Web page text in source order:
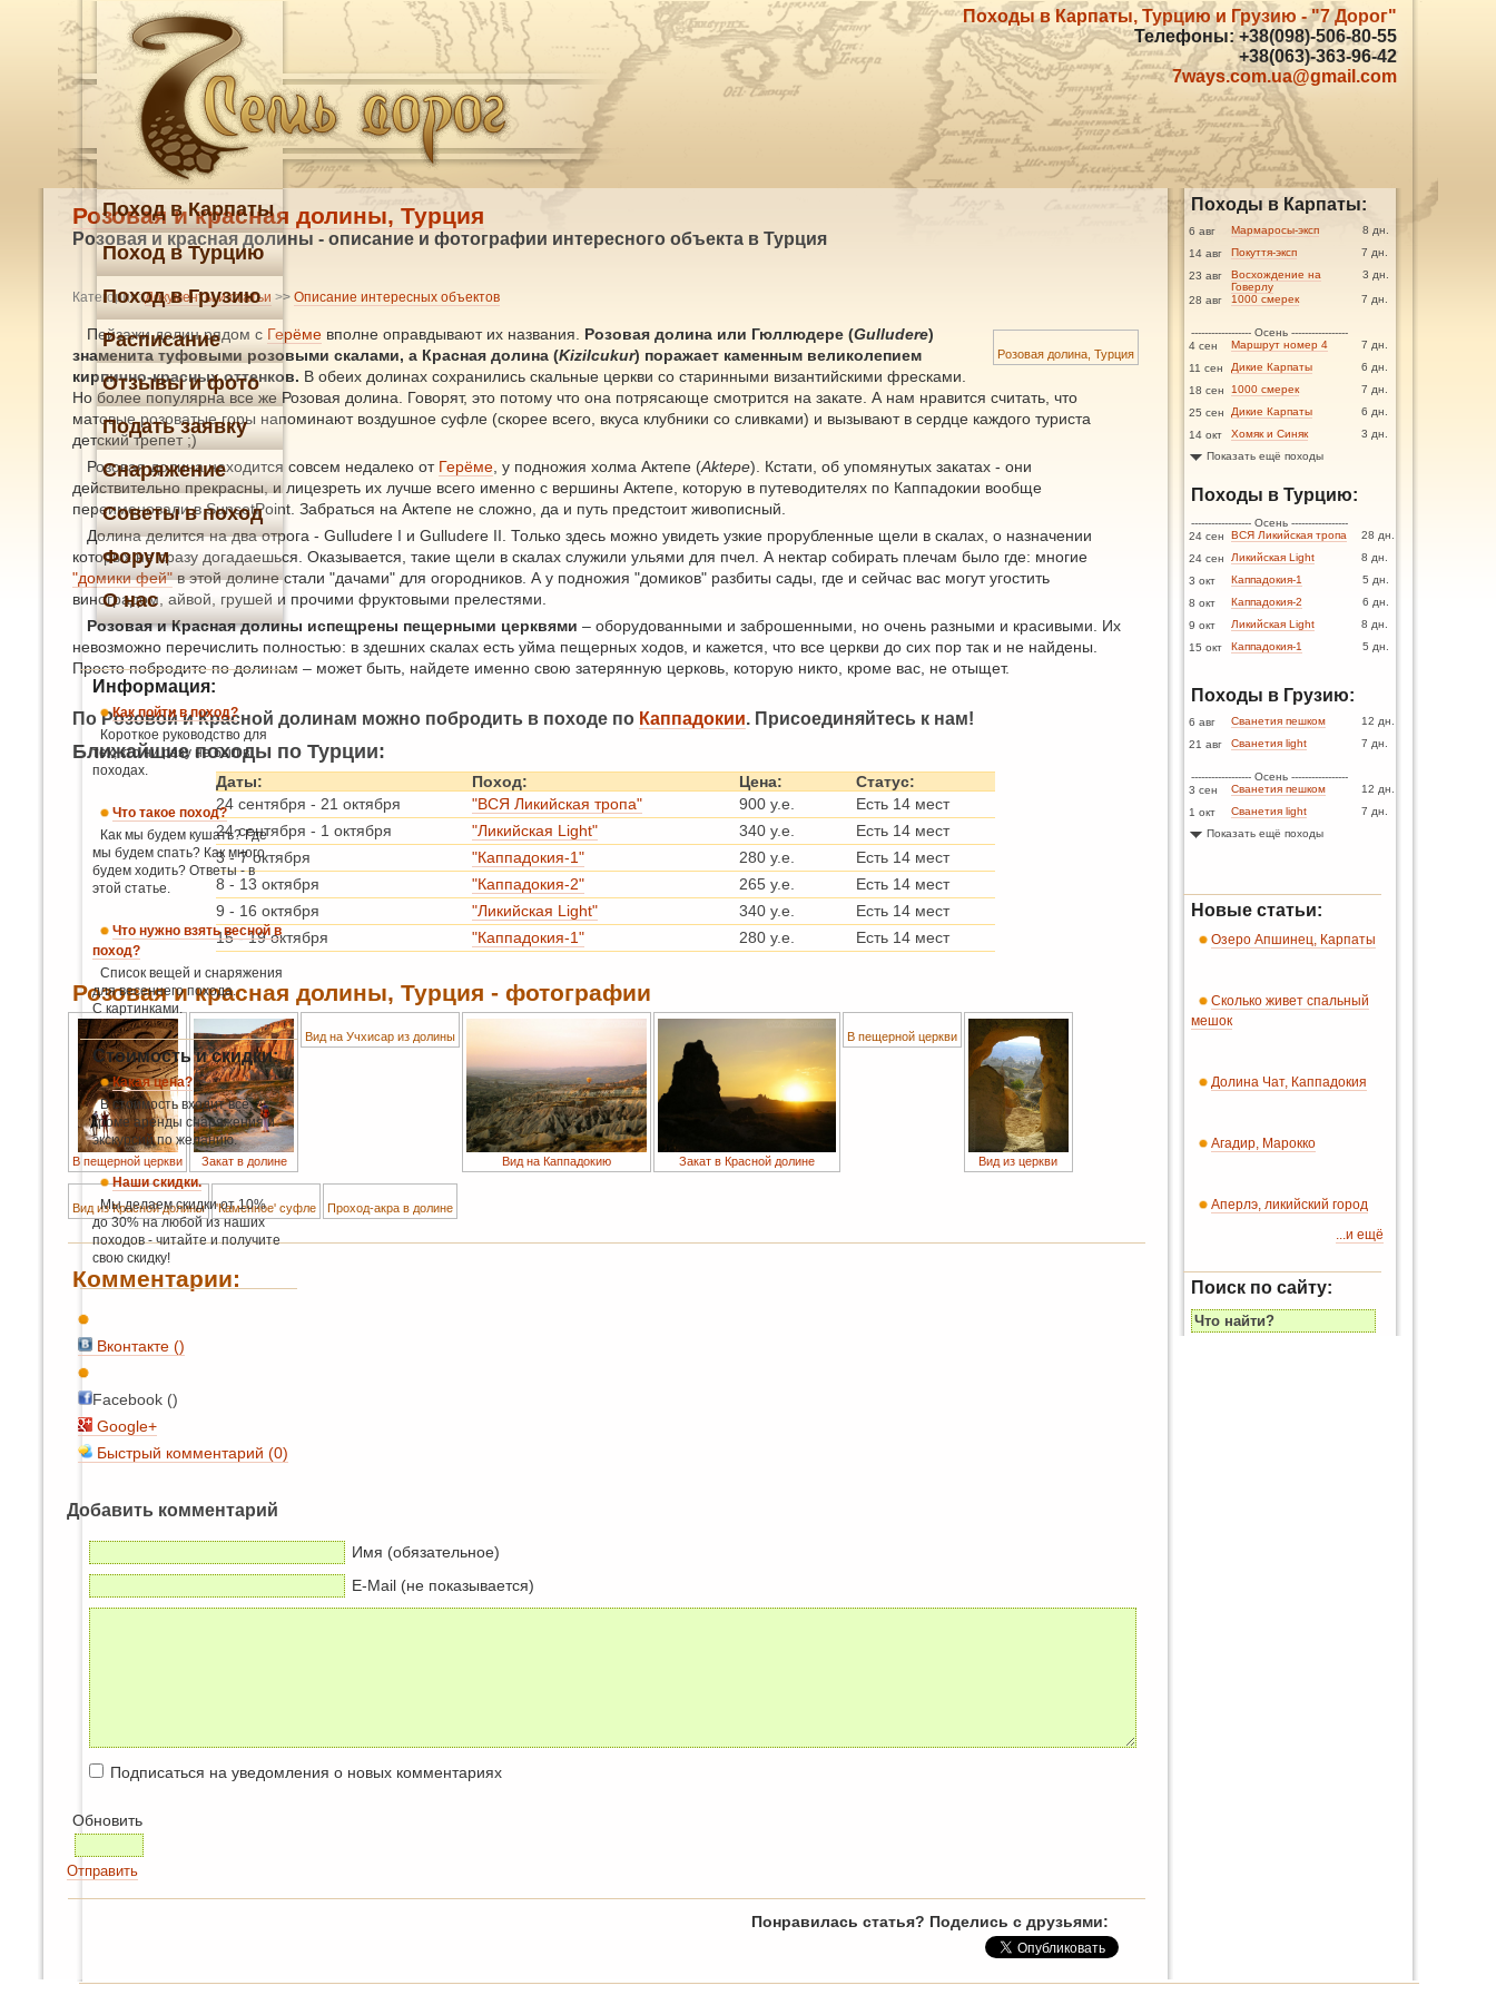
Походы в Карпаты, Турцию и Грузию - "7 Дорог"
Телефоны: +38(098)-506-80-55
+38(063)-363-96-42
7ways.com.ua@gmail.com
Розовая и красная долины, Турция
Розовая и красная долины - описание и фотографии интересного объекта в Турция
Категория:Документы и статьи >> Описание интересных объектов
Розовая долина, Турция
Пейзажи долин рядом с Герёме вполне оправдывают их названия. Розовая долина или Гюллюдере (Gulludere)
знаменита туфовыми розовыми скалами, а Красная долина (Kizilcukur) поражает каменным великолепием
кирпично-красных оттенков. В обеих долинах сохранились скальные церкви со старинными византийскими фресками.
Но более популярна все же Розовая долина. Говорят, это потому что она потрясающе смотрится на закате. А нам нравится считать, что
матовые розоватые горы напоминают воздушное суфле (скорее всего, вкуса клубники со сливками) и вызывают в сердце каждого туриста
детский трепет ;)
Розовая долина находится совсем недалеко от Герёме , у подножия холма Актепе (Aktepe). Кстати, об упомянутых закатах - они
действительно прекрасны, и лицезреть их лучше всего именно с вершины Актепе, которую в путеводителях по Каппадокии вообще
переименовали в SunsetPoint. Забраться на Актепе не сложно, да и путь предстоит живописный.
Долина делится на два отрога - Gulludere I и Gulludere II. Только здесь можно увидеть узкие прорубленные щели в скалах, о назначении
которых не сразу догадаешься. Оказывается, такие щели в скалах служили ульями для пчел. А нектар собирать плечам было где: многие
"домики фей"в этой долине стали "дачами" для огородников. А у подножия "домиков" разбиты сады, где и сейчас вас могут угостить
виноградом, айвой, грушей и прочими фруктовыми прелестями.
Розовая и Красная долины испещрены пещерными церквями – оборудованными и заброшенными, но очень разными и красивыми. Их
невозможно перечислить полностью: в здешних скалах есть уйма пещерных ходов, и кажется, что все церкви до сих пор так и не найдены.
Просто побродите по долинам – может быть, найдете именно свою затерянную церковь, которую никто, кроме вас, не отыщет.
По Розовой и Красной долинам можно побродить в походе по Каппадокии. Присоединяйтесь к нам!
Ближайшие походы по Турции:
Даты: Поход: Цена:
Статус:
24 сентября - 21 октября "ВСЯ Ликийская тропа" 900 у.е.
Есть 14 мест
24 сентября - 1 октября "Ликийская Light" 340 у.е.
Есть 14 мест
3-7 октября "Каппадокия-1" 280 у.е.
Есть 14 мест
8 - 13 октября "Каппадокия-2" 265 у.е.
Есть 14 мест
9 - 16 октября "Ликийская Light" 340 у.е.
Есть 14 мест
15-19 октября "Каппадокия-1" 280 у.е. Есть 14 мест
Розовая и красная долины, Турция - фотографии
В пещерной церкви Закат в долине
Вид на Учхисар из долины
Вид на Каппадокию Закат в Красной долине
В пещерной церкви
Вид из церкви
Вид из Красной долины 'Каменное' суфле Проход-акра в долине
Комментарии:
Вконтакте ()
Facebook ()
Google+
Быстрый комментарий (0)
Добавить комментарий
Имя (обязательное)
E-Mail (не показывается)
Подписаться на уведомления о новых комментариях
Обновить
Отправить
Понравилась статья? Поделись с друзьями:
Поход в Карпаты
Поход в Турцию
Поход в Грузию
Расписание
Отзывы и фото
Подать заявку
Снаряжение
Советы в поход
Форум
О нас
Информация:
Как пойти в поход?
Короткое руководство для
тех, кто ни разу не был в
походах.
Что такое поход?
Как мы будем кушать? Где
мы будем спать? Как много
будем ходить? Ответы - в
этой статье.
Что нужно взять весной в
поход?
Список вещей и снаряжения
для весеннего похода.
С картинками.
Стоимость и скидки:
Какая цена?
В стоимость входит всё,
кроме аренды снаряжения и
экскурсий по желанию.
Наши скидки.
Мы делаем скидки от 10%
до 30% на любой из наших
походов - читайте и получите
свою скидку!
Походы в Карпаты:
6 авг Мармаросы-эксп
8 дн.
14 авг
Покуття-эксп
7 дн.
23 авг
Восхождение на
Говерлу
3 дн.
28 авг 1000 смерек 7 дн.
------------------ Осень -----------------
4 сен
Маршрут номер 4
7 дн.
11 сен
Дикие Карпаты
6 дн.
18 сен
1000 смерек
7 дн.
25 сен
Дикие Карпаты
6 дн.
14 окт
Хомяк и Синяк
3 дн.
Показать ещё походы
Походы в Турцию:
------------------ Осень -----------------
24 сен
ВСЯ Ликийская тропа
28 дн.
24 сен
Ликийская Light
8 дн.
3 окт
Каппадокия-1
5 дн.
8 окт
Каппадокия-2
6 дн.
9 окт
Ликийская Light
8 дн.
15 окт
Каппадокия-1 5 дн.
Походы в Грузию:
6 авг Сванетия пешком
12 дн.
21 авг
Сванетия light 7 дн.
------------------ Осень -----------------
3 сен
Сванетия пешком
12 дн.
1 окт
Сванетия light
7 дн.
Показать ещё походы
Новые статьи:
Озеро Апшинец, Карпаты
Сколько живет спальный
мешок
Долина Чат, Каппадокия
Агадир, Марокко
Аперлэ, ликийский город
...и ещё
Поиск по сайту: